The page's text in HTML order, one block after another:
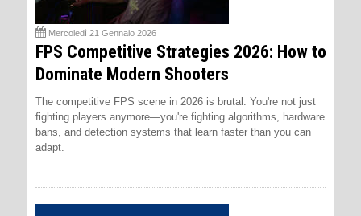
Mercoledì 21 Gennaio 2026
FPS Competitive Strategies 2026: How to
Dominate Modern Shooters
The competitive FPS scene in 2026 is brutal. You're not just
fighting players anymore—you're fighting algorithms, hardware
bans, and detection systems that learn faster than you can
adapt.